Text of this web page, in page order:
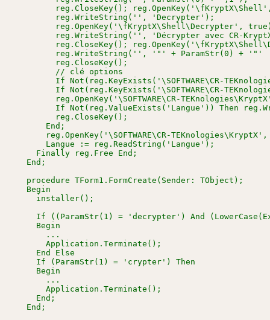
reg.CloseKey();
        reg.WriteString('', 'Decrypter');
reg.OpenKey('\fKryptX\Shell\Decrypter',
reg.WriteString('', 'Décrypter avec CR-
reg.CloseKey();
reg.WriteString('', '"' + ParamStr(0) + '"'
        reg.CloseKey();
        // clé options
If Not(reg.KeyExists('\SOFTWARE\CR-
If Not(reg.KeyExists('\SOFTWARE\CR-
reg.OpenKey('\SOFTWARE\CR-
If Not(reg.ValueExists('Langue')) Then
        reg.CloseKey();
      End;
reg.OpenKey('\SOFTWARE\CR-TEKnologies\KryptX',
      Langue := reg.ReadString('Langue');
    Finally reg.Free End;
  End;
  procedure TForm1.FormCreate(Sender: TObject);
  Begin
    installer();
If ((ParamStr(1) = 'decrypter') And
    Begin
      ...
      Application.Terminate();
    End Else
    If (ParamStr(1) = 'crypter') Then
    Begin
      ...
      Application.Terminate();
    End;
  End;